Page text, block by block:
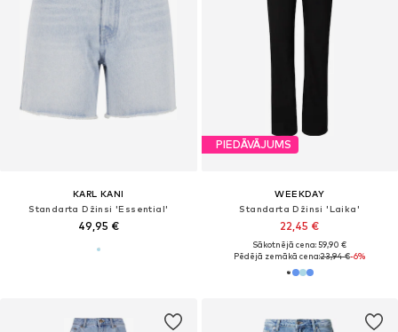
KARL KANI
Standarta Džinsi 'Essential'
49,95 €
PIEDĀVĀJUMS
WEEKDAY
Standarta Džinsi 'Laika'
22,45 €
Sākotnējā cena: 59,90 €
Pēdējā zemākā cena:23,94 €-6%